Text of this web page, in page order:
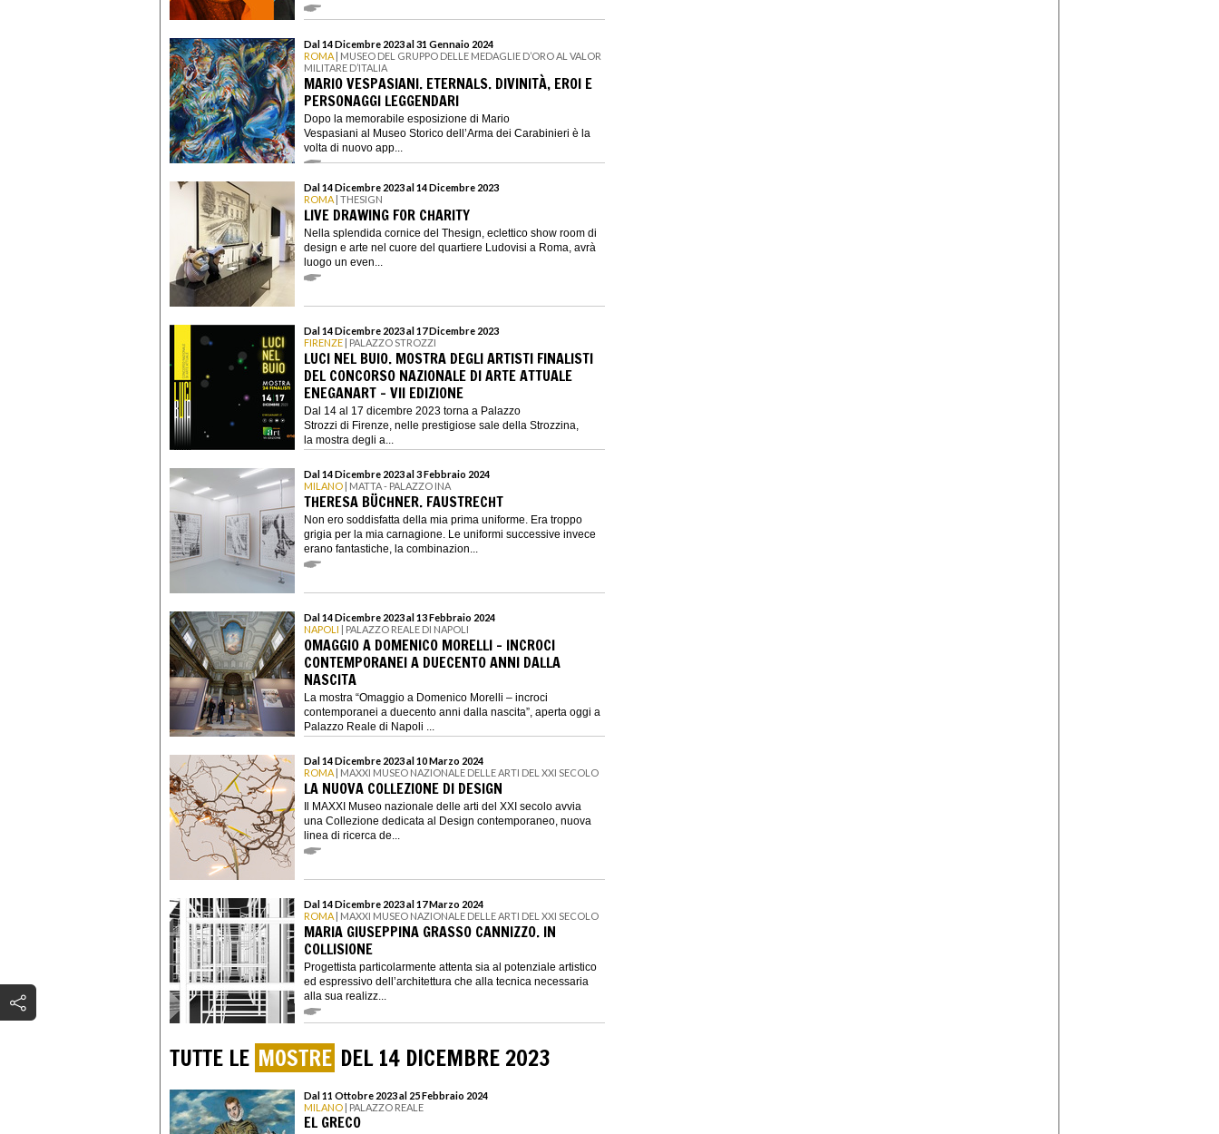
Dal 14 Dicembre 2023 al 31 Gennaio 2024
ROMA | MUSEO DEL GRUPPO DELLE MEDAGLIE D’ORO AL VALOR
MILITARE D’ITALIA
MARIO VESPASIANI. ETERNALS. DIVINITÀ, EROI E
PERSONAGGI LEGGENDARI
Dopo la memorabile esposizione di Mario
Vespasiani al Museo Storico dell’Arma dei Carabinieri è la
volta di nuovo app...
Dal 14 Dicembre 2023 al 14 Dicembre 2023
ROMA | THESIGN
LIVE DRAWING FOR CHARITY
Nella splendida cornice del Thesign, eclettico show room di
design e arte nel cuore del quartiere Ludovisi a Roma, avrà
luogo un even...
Dal 14 Dicembre 2023 al 17 Dicembre 2023
FIRENZE | PALAZZO STROZZI
LUCI NEL BUIO. MOSTRA DEGLI ARTISTI FINALISTI
DEL CONCORSO NAZIONALE DI ARTE ATTUALE
ENEGANART - VII EDIZIONE
Dal 14 al 17 dicembre 2023 torna a Palazzo
Strozzi di Firenze, nelle prestigiose sale della Strozzina,
la mostra degli a...
Dal 14 Dicembre 2023 al 3 Febbraio 2024
MILANO | MATTA - PALAZZO INA
THERESA BÜCHNER. FAUSTRECHT
Non ero soddisfatta della mia prima uniforme. Era troppo
grigia per la mia carnagione. Le uniformi successive invece
erano fantastiche, la combinazion...
Dal 14 Dicembre 2023 al 13 Febbraio 2024
NAPOLI | PALAZZO REALE DI NAPOLI
OMAGGIO A DOMENICO MORELLI – INCROCI
CONTEMPORANEI A DUECENTO ANNI DALLA
NASCITA
La mostra “Omaggio a Domenico Morelli – incroci
contemporanei a duecento anni dalla nascita”, aperta oggi a
Palazzo Reale di Napoli ...
Dal 14 Dicembre 2023 al 10 Marzo 2024
ROMA | MAXXI MUSEO NAZIONALE DELLE ARTI DEL XXI SECOLO
LA NUOVA COLLEZIONE DI DESIGN
Il MAXXI Museo nazionale delle arti del XXI secolo avvia
una Collezione dedicata al Design contemporaneo, nuova
linea di ricerca de...
Dal 14 Dicembre 2023 al 17 Marzo 2024
ROMA | MAXXI MUSEO NAZIONALE DELLE ARTI DEL XXI SECOLO
MARIA GIUSEPPINA GRASSO CANNIZZO. IN
COLLISIONE
Progettista particolarmente attenta sia al potenziale artistico
ed espressivo dell’architettura che alla tecnica necessaria
alla sua realizz...
TUTTE LE MOSTRE DEL 14 DICEMBRE 2023
Dal 11 Ottobre 2023 al 25 Febbraio 2024
MILANO | PALAZZO REALE
EL GRECO